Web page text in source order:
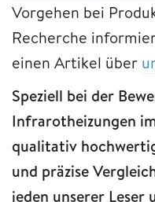
Vorgehen bei
Recherche
einen Artikel über
Speziell bei der
Infrarotheizungen
qualitativ
und präzise
jeden unserer Leser